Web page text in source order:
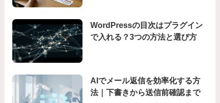
WordPressの目次はプラグイン
で入れる？3つの方法と選び方
AIでメール返信を効率化する方
法｜下書きから送信前確認まで